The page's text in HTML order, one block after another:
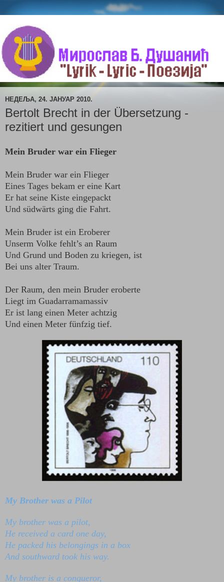
НЕДЕЉА, 24. ЈАНУАР 2010.
Bertolt Brecht in der Übersetzung -
rezitiert und gesungen
Mein Bruder war ein Flieger
Mein Bruder war ein Flieger
Eines Tages bekam er eine Kart
Er hat seine Kiste eingepackt
Und südwärts ging die Fahrt.
Mein Bruder ist ein Eroberer
Unserm Volke fehlt’s an Raum
Und Grund und Boden zu kriegen, ist
Bei uns alter Traum.
Der Raum, den mein Bruder eroberte
Liegt im Guadarramamassiv
Er ist lang einen Meter achtzig
Und einen Meter fünfzig tief.
My Brother was a Pilot
My brother was a pilot,
He received a card one day,
He packed his belongings in a box
And southward took his way.
My brother is a conqueror,